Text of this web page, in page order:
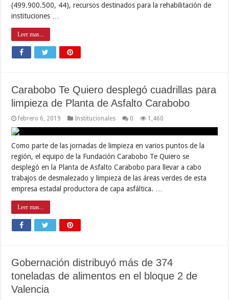
(499.900.500, 44), recursos destinados para la rehabilitación de
instituciones …
Leer mas...
Carabobo Te Quiero desplegó cuadrillas para
limpieza de Planta de Asfalto Carabobo
febrero 6, 2019 Institucionales 0 1,460
Como parte de las jornadas de limpieza en varios puntos de la
región, el equipo de la Fundación Carabobo Te Quiero se
desplegó en la Planta de Asfalto Carabobo para llevar a cabo
trabajos de desmalezado y limpieza de las áreas verdes de esta
empresa estadal productora de capa asfáltica. …
Leer mas...
Gobernación distribuyó más de 374
toneladas de alimentos en el bloque 2 de
Valencia